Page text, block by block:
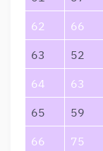
62
66
63
52
64
63
65
59
66
75